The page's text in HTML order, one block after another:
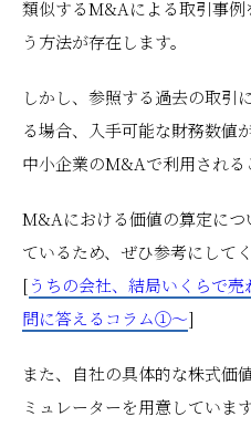
類似するM&Aによる取引事
う方法が存在します。
しかし、参照する過去の取引
る場合、入手可能な財務数値
中小企業のM&Aで利用される
M&Aにおける価値の算定につ
ているため、ぜひ参考にしてく
[うちの会社、結局いくらで
問に答えるコラム①～]
また、自社の具体的な株式価
ミュレーターを用意していま